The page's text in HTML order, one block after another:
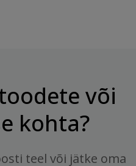
või
kohta?
teel või jätke oma